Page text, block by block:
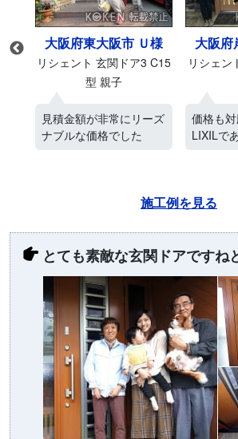
大阪府東大阪市 Ｕ様
リシェント 玄関ドア3 C15
型 親子
見積金額が非常にリーズ
ナブルな価格でした
大阪府
リシェン
価格も
LIXILで
施工例を見る
とても素敵な玄関ドアですね